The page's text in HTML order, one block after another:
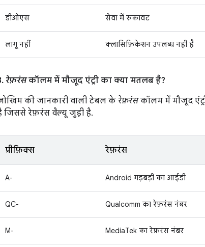
डीओएस सेवा में रुकावट
लागू नहीं क्लासिफ़िकेशन उपलब्ध नहीं है
रेफ़रंसकॉलम में मौजूद एंट्री का क्या मतलब है?
की जानकारी वाली टेबल के रेफ़रंसकॉलम में मौजूद
जिससे रेफ़रंस वैल्यू जुड़ी है.
प्रीफ़िक्स रेफ़रंस
A- Android गड़बड़ी का आईडी
QC- Qualcomm का रेफ़रंस नंबर
M- MediaTek का रेफ़रंस नंबर